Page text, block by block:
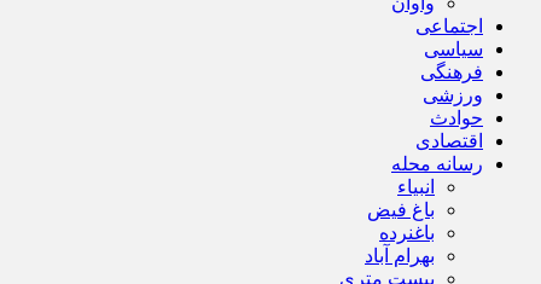
اجتماعی
سیاسی
فرهنگی
ورزشی
حوادث
اقتصادی
رسانه محله
انبیاء
باغ فیض
باغنرده
بهرام آباد
بیست متری